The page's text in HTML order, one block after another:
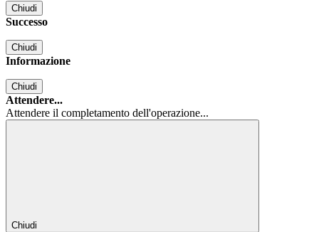
Chiudi
Successo
Chiudi
Informazione
Chiudi
Attendere...
Attendere il completamento dell'operazione...
Chiudi